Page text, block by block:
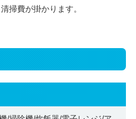
掃費が掛かります。